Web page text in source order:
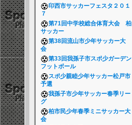
印西市サッカーフェスタ２０１
７
第71回中学校総合体育大会 柏
サッカー
第38回流山市少年サッカー大
会
第33回我孫子市スポ少ガーデン
フットボール
スポ少親睦少年サッカー松戸市
予選
我孫子市少年サッカー春季リー
グ
柏市民少年春季ミニサッカー大
会